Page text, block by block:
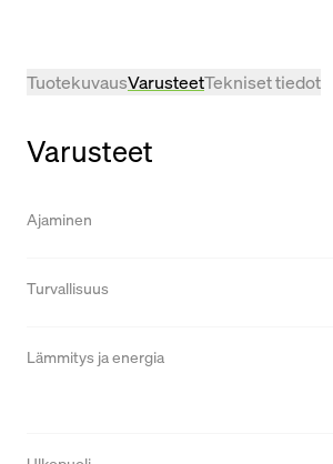
TuotekuvausVarusteetTekniset tiedot
Varusteet
Ajaminen
Turvallisuus
Lämmitys ja energia